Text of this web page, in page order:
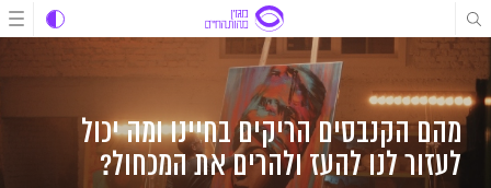
דלג
לתוכן
דלג
דלג
מהם הקנבסים הריקים בחיינו ומה יכול
לעזור לנו להעז ולהרים את המכחול?